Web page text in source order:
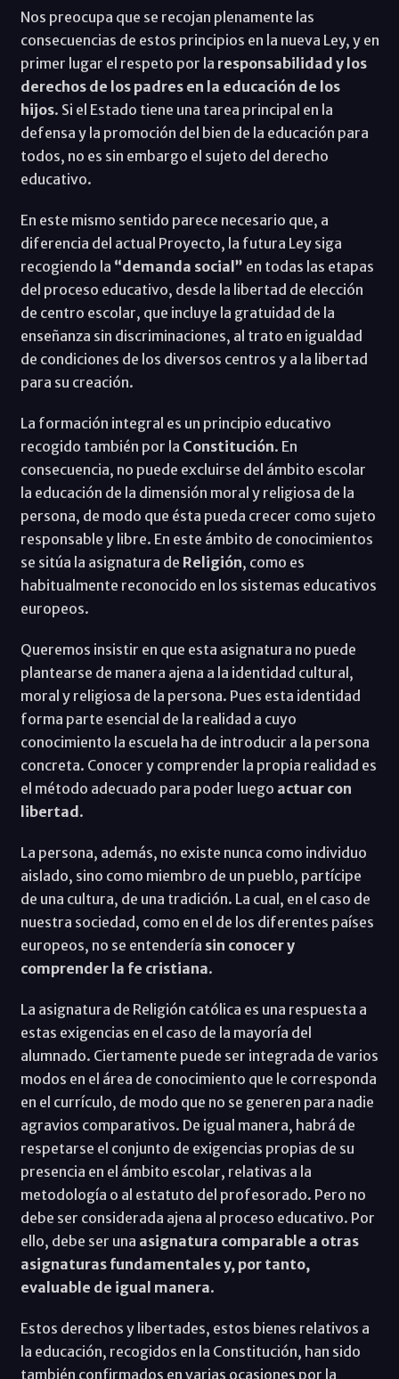
Nos preocupa que se recojan plenamente las
consecuencias de estos principios en la nueva Ley, y en
primer lugar el respeto por la responsabilidad y los
derechos de los padres en la educación de los
hijos. Si el Estado tiene una tarea principal en la
defensa y la promoción del bien de la educación para
todos, no es sin embargo el sujeto del derecho
educativo.
En este mismo sentido parece necesario que, a
diferencia del actual Proyecto, la futura Ley siga
recogiendo la “demanda social” en todas las etapas
del proceso educativo, desde la libertad de elección
de centro escolar, que incluye la gratuidad de la
enseñanza sin discriminaciones, al trato en igualdad
de condiciones de los diversos centros y a la libertad
para su creación.
La formación integral es un principio educativo
recogido también por la Constitución. En
consecuencia, no puede excluirse del ámbito escolar
la educación de la dimensión moral y religiosa de la
persona, de modo que ésta pueda crecer como sujeto
responsable y libre. En este ámbito de conocimientos
se sitúa la asignatura de Religión, como es
habitualmente reconocido en los sistemas educativos
europeos.
Queremos insistir en que esta asignatura no puede
plantearse de manera ajena a la identidad cultural,
moral y religiosa de la persona. Pues esta identidad
forma parte esencial de la realidad a cuyo
conocimiento la escuela ha de introducir a la persona
concreta. Conocer y comprender la propia realidad es
el método adecuado para poder luego actuar con
libertad .
La persona, además, no existe nunca como individuo
aislado, sino como miembro de un pueblo, partícipe
de una cultura, de una tradición. La cual, en el caso de
nuestra sociedad, como en el de los diferentes países
europeos, no se entendería sin conocer y
comprender la fe cristiana.
La asignatura de Religión católica es una respuesta a
estas exigencias en el caso de la mayoría del
alumnado. Ciertamente puede ser integrada de varios
modos en el área de conocimiento que le corresponda
en el currículo, de modo que no se generen para nadie
agravios comparativos. De igual manera, habrá de
respetarse el conjunto de exigencias propias de su
presencia en el ámbito escolar, relativas a la
metodología o al estatuto del profesorado. Pero no
debe ser considerada ajena al proceso educativo. Por
ello, debe ser una asignatura comparable a otras
asignaturas fundamentales y, por tanto,
evaluable de igual manera.
Estos derechos y libertades, estos bienes relativos a
la educación, recogidos en la Constitución, han sido
también confirmados en varias ocasiones por la